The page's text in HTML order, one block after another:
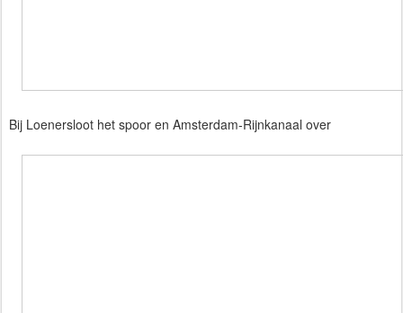
Bij Loenersloot het spoor en Amsterdam-Rijnkanaal over